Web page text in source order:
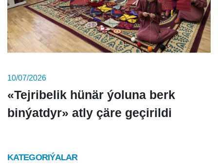
10/07/2026
«Tejribelik hünär ýoluna berk
binýatdyr» atly çäre geçirildi
KATEGORIÝALAR